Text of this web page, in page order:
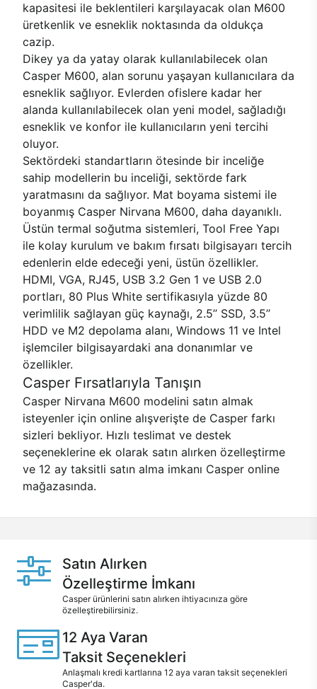
kapasitesi ile beklentileri karşılayacak olan M600
üretkenlik ve esneklik noktasında da oldukça
cazip.
Dikey ya da yatay olarak kullanılabilecek olan
Casper M600, alan sorunu yaşayan kullanıcılara da
esneklik sağlıyor. Evlerden ofislere kadar her
alanda kullanılabilecek olan yeni model, sağladığı
esneklik ve konfor ile kullanıcıların yeni tercihi
oluyor.
Sektördeki standartların ötesinde bir inceliğe
sahip modellerin bu inceliği, sektörde fark
yaratmasını da sağlıyor. Mat boyama sistemi ile
boyanmış Casper Nirvana M600, daha dayanıklı.
Üstün termal soğutma sistemleri, Tool Free Yapı
ile kolay kurulum ve bakım fırsatı bilgisayarı tercih
edenlerin elde edeceği yeni, üstün özellikler.
HDMI, VGA, RJ45, USB 3.2 Gen 1 ve USB 2.0
portları, 80 Plus White sertifikasıyla yüzde 80
verimlilik sağlayan güç kaynağı, 2.5’’ SSD, 3.5’’
HDD ve M2 depolama alanı, Windows 11 ve Intel
işlemciler bilgisayardaki ana donanımlar ve
özellikler.
Casper Fırsatlarıyla Tanışın
Casper Nirvana M600 modelini satın almak
isteyenler için online alışverişte de Casper farkı
sizleri bekliyor. Hızlı teslimat ve destek
seçeneklerine ek olarak satın alırken özelleştirme
ve 12 ay taksitli satın alma imkanı Casper online
mağazasında.
Satın Alırken
Özelleştirme İmkanı
Casper ürünlerini satın alırken ihtiyacınıza göre
özelleştirebilirsiniz.
12 Aya Varan
Taksit Seçenekleri
Anlaşmalı kredi kartlarına 12 aya varan taksit seçenekleri
Casper'da.